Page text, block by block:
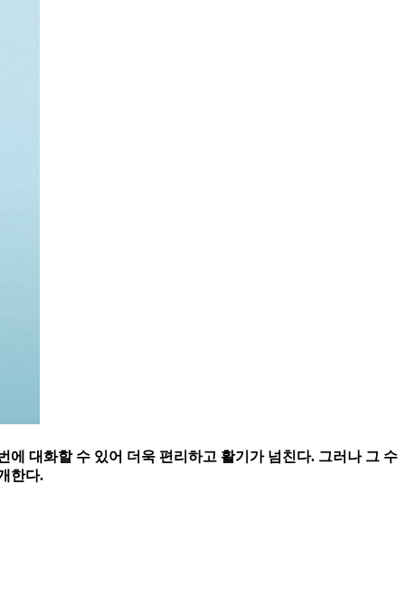
대화할 수 있어 더욱 편리하고 활기가 넘친다. 그러나 그 수
한다.